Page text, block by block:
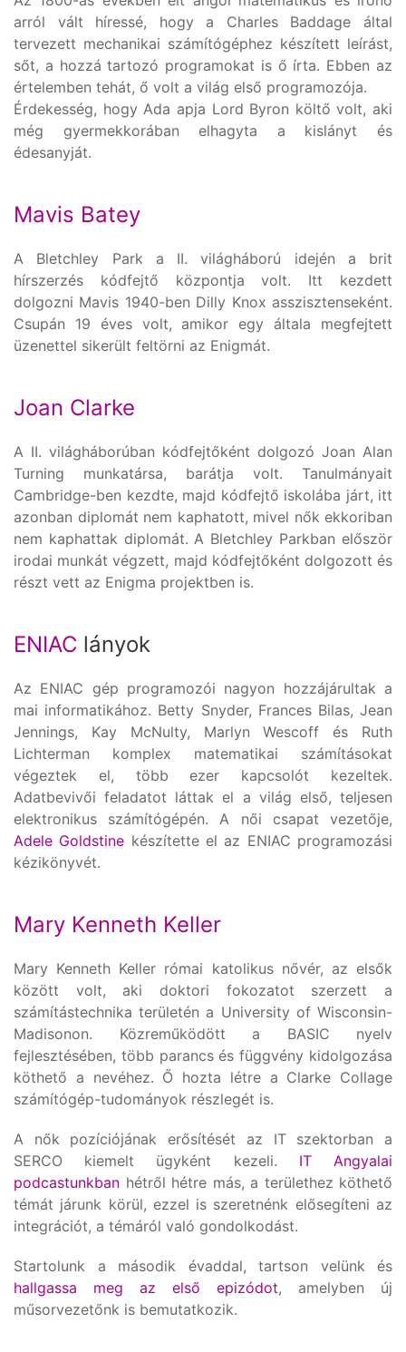
arról vált híressé, hogy a Charles Baddage által
tervezett mechanikai számítógéphez készített leírást,
sőt, a hozzá tartozó programokat is ő írta. Ebben az
értelemben tehát, ő volt a világ első programozója.
Érdekesség, hogy Ada apja Lord Byron költő volt, aki
még gyermekkorában elhagyta a kislányt és
édesanyját.
Mavis Batey
A Bletchley Park a II. világháború idején a brit
hírszerzés kódfejtő központja volt. Itt kezdett
dolgozni Mavis 1940-ben Dilly Knox asszisztenseként.
Csupán 19 éves volt, amikor egy általa megfejtett
üzenettel sikerült feltörni az Enigmát.
Joan Clarke
A II. világháborúban kódfejtőként dolgozó Joan Alan
Turning munkatársa, barátja volt. Tanulmányait
Cambridge-ben kezdte, majd kódfejtő iskolába járt, itt
azonban diplomát nem kaphatott, mivel nők ekkoriban
nem kaphattak diplomát. A Bletchley Parkban először
irodai munkát végzett, majd kódfejtőként dolgozott és
részt vett az Enigma projektben is.
ENIAC lányok
Az ENIAC gép programozói nagyon hozzájárultak a
mai informatikához. Betty Snyder, Frances Bilas, Jean
Jennings, Kay McNulty, Marlyn Wescoff és Ruth
Lichterman komplex matematikai számításokat
végeztek el, több ezer kapcsolót kezeltek.
Adatbevivői feladatot láttak el a világ első, teljesen
elektronikus számítógépén. A női csapat vezetője,
Adele Goldstine készítette el az ENIAC programozási
kézikönyvét.
Mary Kenneth Keller
Mary Kenneth Keller római katolikus nővér, az elsők
között volt, aki doktori fokozatot szerzett a
számítástechnika területén a University of Wisconsin-
Madisonon. Közreműködött a BASIC nyelv
fejlesztésében, több parancs és függvény kidolgozása
köthető a nevéhez. Ő hozta létre a Clarke Collage
számítógép-tudományok részlegét is.
A nők pozíciójának erősítését az IT szektorban a
SERCO kiemelt ügyként kezeli. IT Angyalai
podcastunkban hétről hétre más, a területhez köthető
témát járunk körül, ezzel is szeretnénk elősegíteni az
integrációt, a témáról való gondolkodást.
Startolunk a második évaddal, tartson velünk és
hallgassa meg az első epizódot, amelyben új
műsorvezetőnk is bemutatkozik.